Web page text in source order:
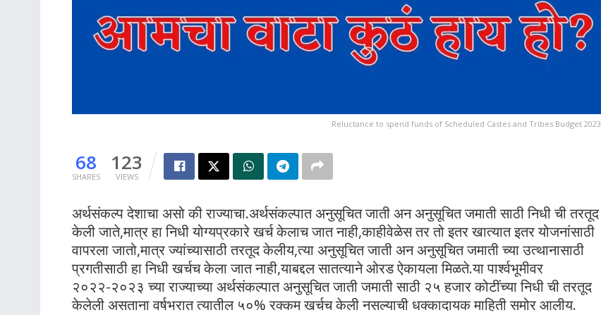
Reluctance to spend funds of Scheduled Castes and Tribes Budget 2023
68
SHARES
123
VIEWS
अर्थसंकल्प देशाचा असो की राज्याचा.अर्थसंकल्पात अनुसूचित जाती अन अनुसूचित जमाती साठी निधी ची तरतूद
केली जाते,मात्र हा निधी योग्यप्रकारे खर्च केलाच जात नाही,काहीवेळेस तर तो इतर खात्यात इतर योजनांसाठी
वापरला जातो,मात्र ज्यांच्यासाठी तरतूद केलीय,त्या अनुसूचित जाती अन अनुसूचित जमाती च्या उत्थानासाठी
प्रगतीसाठी हा निधी खर्चच केला जात नाही,याबद्दल सातत्याने ओरड ऐकायला मिळते.या पार्श्वभूमीवर
२०२२-२०२३ च्या राज्याच्या अर्थसंकल्पात अनुसूचित जाती जमाती साठी २५ हजार कोटींच्या निधी ची तरतूद
केलेली असताना वर्षभरात त्यातील ५०% रक्कम खर्चच केली नसल्याची धक्कादायक माहिती समोर आलीय.